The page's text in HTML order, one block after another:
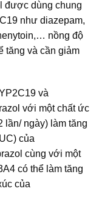
được dùng chung
như diazepam,
nồng độ
tăng và cần giảm
và
với một chất ức
lần/ ngày) làm tăng
của
cùng với một
có thể làm tăng
của